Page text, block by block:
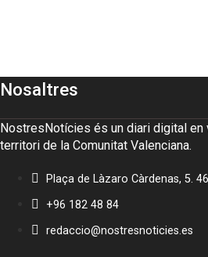
Nosaltres
NostresNotícies és un diari digital en
territori de la Comunitat Valenciana.
Plaça de Làzaro Càrdenas, 5.
+96 182 48 84
redaccio@nostresnoticies.es